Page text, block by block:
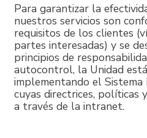
Para garantizar la
nuestros servicios son
requisitos de los clientes
partes interesadas) y se
principios de
autocontrol, la Unidad
implementando el
cuyas directrices, políticas
a través de la intranet.